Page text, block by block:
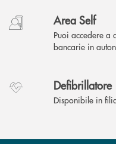
Area Self
Puoi accedere a
bancarie in
Defibrillatore
Disponibile in